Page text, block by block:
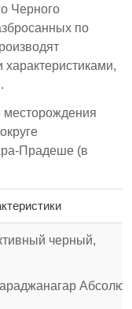
Черного
по
месторождения
Прадеше (в
черный,